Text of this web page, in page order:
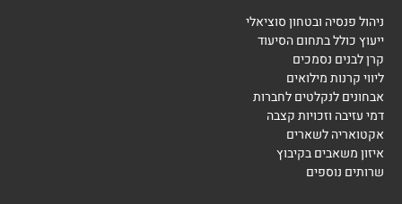
ניהול פנסיה ובטחון סוציאלי
ייעוץ כולל בתחום הסיעוד
קרן לבנים נסמכים
ליווי קרנות מילואים
אבחונים לנקלטים לחברות
דמי עזיבה וזכויות קצבה
אקטואריה לשארים
איזון משאבים בקיבוץ
שרותים נוספים